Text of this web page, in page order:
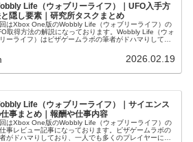
Life（ウォブリーライフ）｜UFO入手方
隠し要素｜研究所タスクまとめ
はXbox One版のWobbly Life（ウォブリーライフ）の
取得方法の解説になっております。Wobbly Life（ウォ
ーライフ）はピザゲームラボの筆者がドハマりしてお
2026.02.19
Life（ウォブリーライフ）｜サイエンス
事まとめ｜報酬や仕事内容
はXbox One版のWobbly Life（ウォブリーライフ）の
事レビュー記事になっております。ピザゲームラボの
がドハマりしており、一人でも多くのプレイヤーにこ